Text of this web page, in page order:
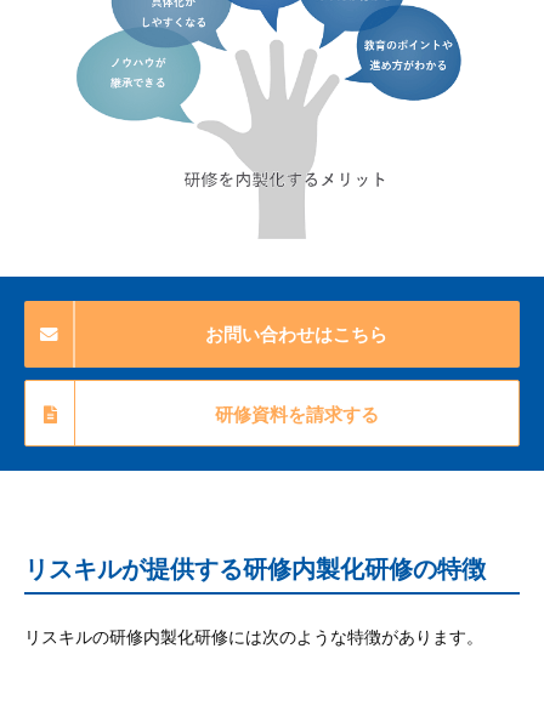
お問い合わせはこちら
研修資料を請求する
リスキルが提供する研修内製化研修の特徴
リスキルの研修内製化研修には次のような特徴があります。